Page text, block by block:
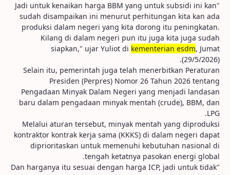
"Jadi untuk kenaikan harga BBM yang untuk subsidi ini kan
sudah disampaikan ini menurut perhitungan kita kan ada
produksi dalam negeri yang kita dorong itu peningkatan.
Kilang di dalam negeri pun itu juga kita juga sudah
siapkan," ujar Yuliot di kementerian esdm, Jumat
(29/5/2026).
Selain itu, pemerintah juga telah menerbitkan Peraturan
Presiden (Perpres) Nomor 26 Tahun 2026 tentang
Pengadaan Minyak Dalam Negeri yang menjadi landasan
baru dalam pengadaan minyak mentah (crude), BBM, dan
LPG.
Melalui aturan tersebut, minyak mentah yang diproduksi
kontraktor kontrak kerja sama (KKKS) di dalam negeri dapat
diprioritaskan untuk memenuhi kebutuhan nasional di
tengah ketatnya pasokan energi global.
"Dan harganya itu sesuai dengan harga ICP, jadi untuk tidak